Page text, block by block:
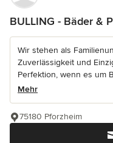
BULLING - Bäder &
Wir stehen als
Zuverlässigkeit und
Perfektion, wenn es um
Mehr
75180 Pforzheim